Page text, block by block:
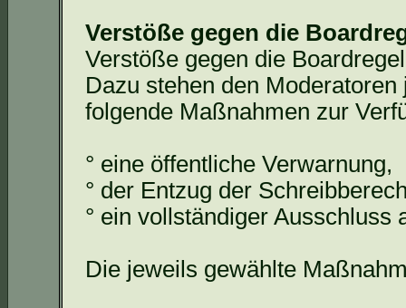
Verstöße gegen die
Verstöße gegen die
Dazu stehen den
folgende Maßnahmen zur
° eine öffentliche Verwarnung,
° der Entzug der
° ein vollständiger Ausschluss
Die jeweils gewählte